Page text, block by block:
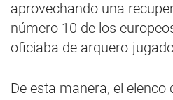
aprovechando una
número 10 de los
oficiaba de arquero-
De esta manera, el